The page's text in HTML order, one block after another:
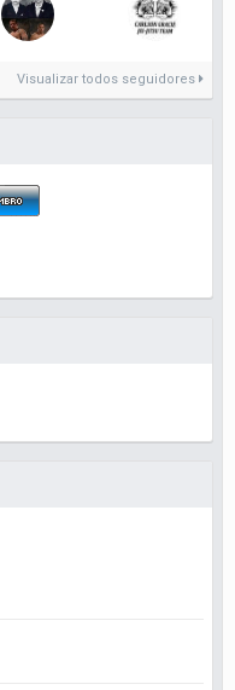
Visualizar todos seguidores